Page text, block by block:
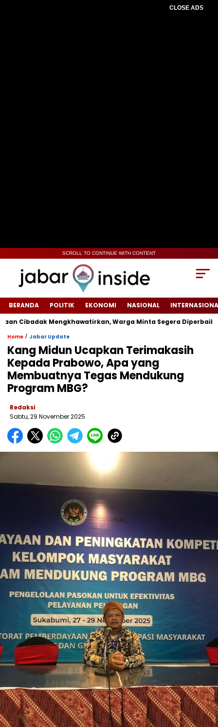
CLOSE ADS
SCROLL TO CONTINUE WITH CONTENT
BERANDA POLITIK EKONOMI NASIONAL
Mengkhawatirkan, Warga Minta Segera Diperbaiki
Home / Jabar Update
Kang Midun Ucapkan Terimakasih
Kepada Prabowo, Apa yang
Membuatnya Tegas Mendukung
Program MBG?
Redaksi
Sabtu, 29 November 2025